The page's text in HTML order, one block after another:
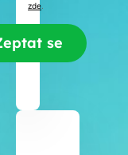
zde